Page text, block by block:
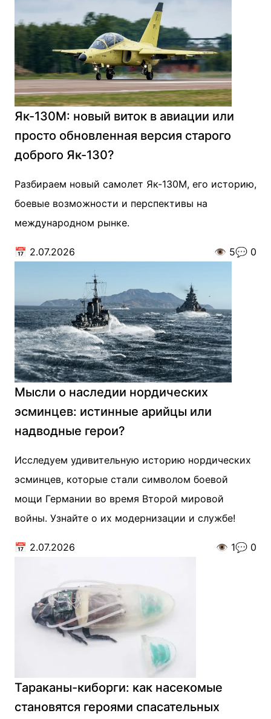
Як-130М: новый виток в авиации или
просто обновленная версия старого
доброго Як-130?
Разбираем новый самолет Як-130М, его историю,
боевые возможности и перспективы на
международном рынке.
📅 2.07.2026 👁️ 5💬 0
Мысли о наследии нордических
эсминцев: истинные арийцы или
надводные герои?
Исследуем удивительную историю нордических
эсминцев, которые стали символом боевой
мощи Германии во время Второй мировой
войны. Узнайте о их модернизации и службе!
📅 2.07.2026 👁️ 1💬 0
Тараканы-киборги: как насекомые
становятся героями спасательных